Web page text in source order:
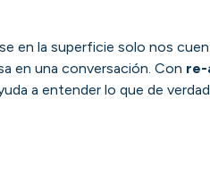
en la superficie solo nos
en una conversación. Con re-
a entender lo que de